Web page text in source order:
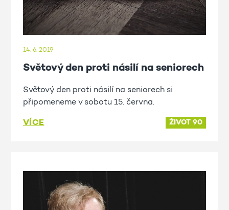
14. 6. 2019
Světový den proti násilí na seniorech
Světový den proti násilí na seniorech si
připomeneme v sobotu 15. června.
VÍCE ŽIVOT 90